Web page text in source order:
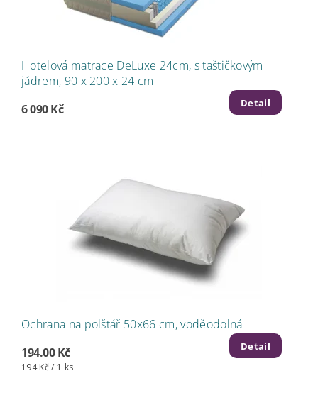
Hotelová matrace DeLuxe 24cm, s taštičkovým
jádrem, 90 x 200 x 24 cm
6 090 Kč
Detail
Ochrana na polštář 50x66 cm, voděodolná
194.00 Kč
194 Kč / 1 ks
Detail